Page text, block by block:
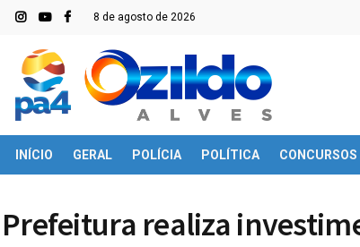
8 de agosto de 2026
INÍCIO GERAL POLÍCIA POLÍTICA CONCURSOS
Prefeitura realiza